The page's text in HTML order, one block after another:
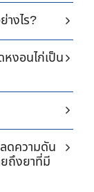
างไร?
หงอนไก่เป็น
ดความดัน
ถึงยาที่มี